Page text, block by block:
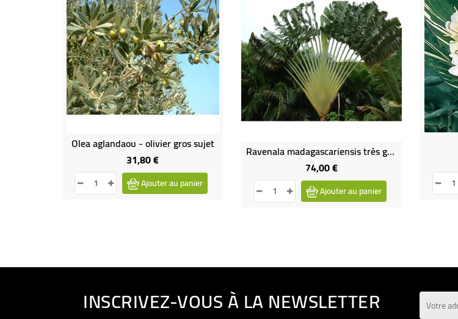
Olea aglandaou - olivier gros sujet
31,80 €Prix
Ajouter au panier
Ravenala madagascariensis très gros sujet
74,00 €Prix
Ajouter au panier
INSCRIVEZ-VOUS À LA NEWSLETTER